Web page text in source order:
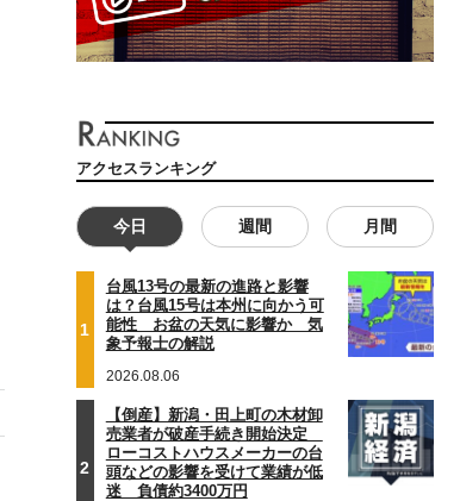
アクセスランキング
今日 週間 月間
1
台風13号の最新の進路と影響
は？台風15号は本州に向かう可
能性 お盆の天気に影響か 気
象予報士の解説
2026.08.06
2
【倒産】新潟・田上町の木材卸
売業者が破産手続き開始決定
ローコストハウスメーカーの台
頭などの影響を受けて業績が低
迷 負債約3400万円